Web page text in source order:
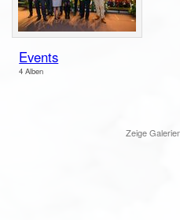
Events
4 Alben
Zeige